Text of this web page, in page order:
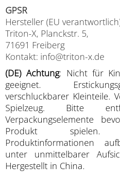
GPSR
Hersteller (EU
Triton-X, Planckstr. 5,
71691 Freiberg
Kontakt: info@triton-x.de
(DE) Achtung: Nicht für
geeignet.
verschluckbarer Kleinteile.
Spielzeug. Bitte
Verpackungselemente
Produkt
Produktinformationen
unter unmittelbarer
Hergestellt in China.